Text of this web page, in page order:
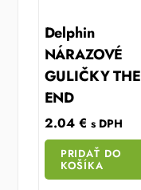
Delphin
NÁRAZOVÉ
GULIČKY THE
END
2.04 € s DPH
PRIDAŤ DO
KOŠÍKA